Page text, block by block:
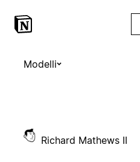
Modelli
Richard Mathews II